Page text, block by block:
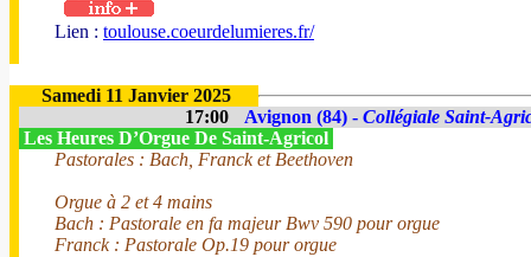
Lien : toulouse.coeurdelumieres.fr/
Samedi 11 Janvier 2025
17:00
Avignon (84) - Collégiale Saint-
Les Heures D’Orgue De Saint-Agricol
Pastorales : Bach, Franck et Beethoven
Orgue à 2 et 4 mains
Bach : Pastorale en fa majeur Bwv 590 pour orgue
Franck : Pastorale Op.19 pour orgue